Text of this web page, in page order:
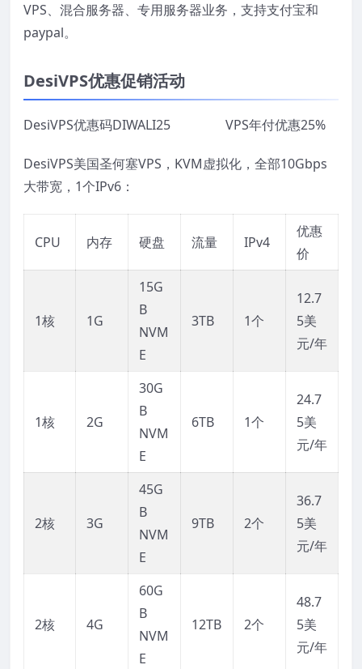
VPS、混合服务器、专用服务器业务，支持支付宝和
paypal。
DesiVPS优惠促销活动
DesiVPS优惠码DIWALI25 VPS年付优惠25%
DesiVPS美国圣何塞VPS，KVM虚拟化，全部10Gbps
大带宽，1个IPv6：
CPU 内存 硬盘 流量 IPv4
优惠
价
1核 1G
15G
B
NVM
E
3TB 1个
12.7
5美
元/年
1核 2G
30G
B
NVM
E
6TB 1个
24.7
5美
元/年
2核 3G
45G
B
NVM
E
9TB 2个
36.7
5美
元/年
2核 4G
60G
B
NVM
E
12TB 2个
48.7
5美
元/年